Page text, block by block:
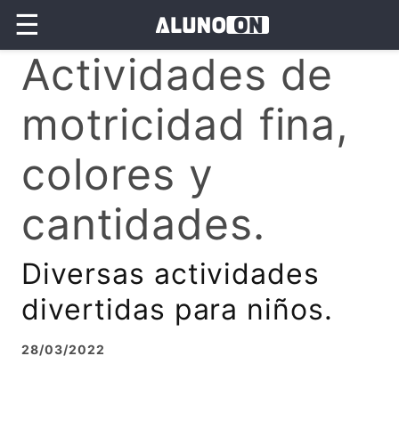
☰
Actividades de
motricidad fina,
colores y
cantidades.
Diversas actividades
divertidas para niños.
28/03/2022